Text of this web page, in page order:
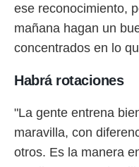
e
publicidad
de
ese reconocimiento,
mañana hagan un
concentrados en lo
Habrá rotaciones
"La gente entrena
maravilla, con
otros. Es la manera